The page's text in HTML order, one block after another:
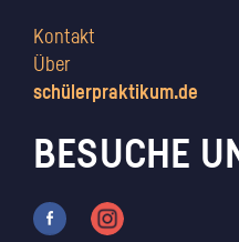
Kontakt
Über
schülerpraktikum.de
BESUCHE